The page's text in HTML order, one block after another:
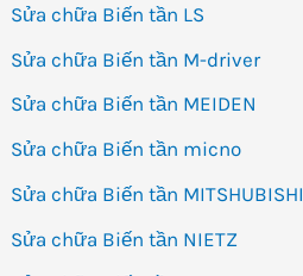
Sửa chữa Biến tần LS
Sửa chữa Biến tần M-driver
Sửa chữa Biến tần MEIDEN
Sửa chữa Biến tần micno
Sửa chữa Biến tần MITSHUBISHI
Sửa chữa Biến tần NIETZ